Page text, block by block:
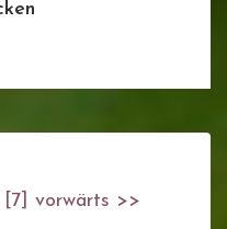
[7] vorwärts >>